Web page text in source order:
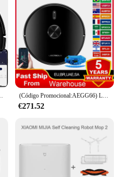
(Código Promocional:AEGG66) Liectroux X6 LDS Aspiradora Robot, Navegación Láser Lidar, Combo Húmedo & Seco, 6500Pa de Succión, Mapa Multi-Piso, Mopa en Y, Turbo Limpieza de Alfombras, APP Zona No-Go, Área Selectiva
€271.52